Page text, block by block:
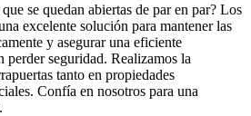
se quedan abiertas de par en par? Los
excelente solución para mantener las
y asegurar una eficiente
perder seguridad. Realizamos la
tanto en propiedades
Confía en nosotros para una